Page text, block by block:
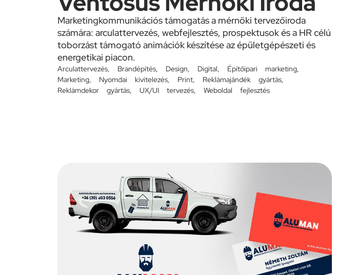
Marketingkommunikációs támogatás a mérnöki tervezőiroda
számára: arculattervezés, webfejlesztés, prospektusok és a HR célú
toborzást támogató animációk készítése az épületgépészeti és
energetikai piacon.
Arculattervezés, Brandépítés, Design, Digital, Építőipari marketing,
Marketing, Nyomdai kivitelezés, Print, Reklámajándék gyártás,
Reklámdekor gyártás, UX/UI tervezés, Weboldal fejlesztés